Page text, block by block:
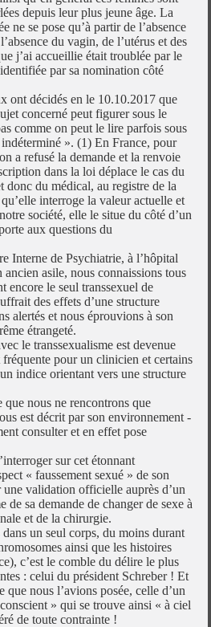
depuis leur plus jeune âge. La
ne se pose qu’à partir de l’absence
du vagin, de l’utérus et des
j’ai accueillie était troublée par le
par sa nomination côté
ont décidés en le 10.10.2017 que
concerné peut figurer sous le
comme on peut le lire parfois sous
indéterminé ». (1) En France, pour
a refusé la demande et la renvoie
dans la loi déplace le cas du
donc du médical, au registre de la
interroge la valeur actuelle et
société, elle le situe du côté d’un
aux questions du
Interne de Psychiatrie, à l’hôpital
asile, nous connaissions tous
encore le seul transsexuel de
des effets d’une structure
alertés et nous éprouvions à son
étrangeté.
le transsexualisme est devenue
pour un clinicien et certains
indice orientant vers une structure
nous ne rencontrons que
est décrit par son environnement -
consulter et en effet pose
sur cet étonnant
« faussement sexué » de son
validation officielle auprès d’un
de sa demande de changer de sexe à
et de la chirurgie.
un seul corps, du moins durant
ainsi que les histoires
c’est le comble du délire le plus
: celui du président Schreber ! Et
que nous l’avions posée, celle d’un
» qui se trouve ainsi « à ciel
de toute contrainte !